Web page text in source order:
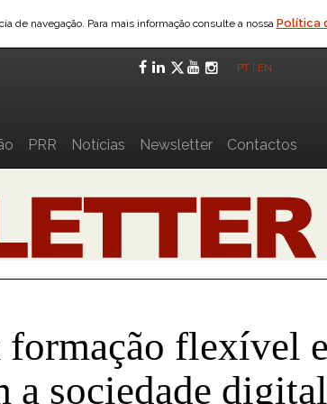
de navegação. Para mais informação consulte a nossa Política
Facebook
LinkedIn
Twitter
YouTube
PT EN
PRR Notícias Newsletter Contactos
flexível e
a sociedade digital